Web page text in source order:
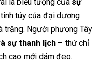
túy của đại dương
trăng. Người phương Tây
sự thanh lịch – thứ chỉ
cao mới dám đeo.